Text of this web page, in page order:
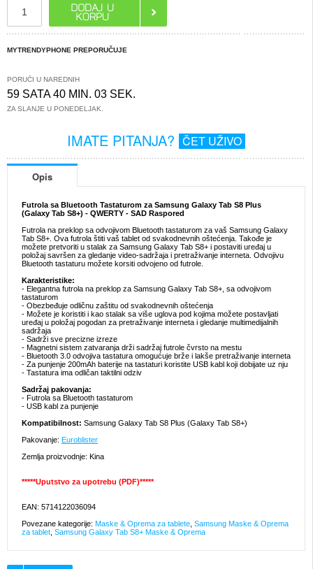
MYTRENDYPHONE PREPORUČUJE
PORUČI U NAREDNIH
59 SATA 40 MIN. 03 SEK.
ZA SLANJE U PONEDELJAK.
IMATE PITANJA? ČET UŽIVO
Opis
Futrola sa Bluetooth Tastaturom za Samsung Galaxy Tab S8 Plus
(Galaxy Tab S8+) - QWERTY - SAD Raspored
Futrola na preklop sa odvojivom Bluetooth tastaturom za vaš Samsung Galaxy
Tab S8+. Ova futrola štiti vaš tablet od svakodnevnih oštećenja. Takođe je
možete pretvoriti u stalak za Samsung Galaxy Tab S8+ i postaviti uređaj u
položaj savršen za gledanje video-sadržaja i pretraživanje interneta. Odvojivu
Bluetooth tastaturu možete korsiti odvojeno od futrole.
Karakteristike:
- Elegantna futrola na preklop za Samsung Galaxy Tab S8+, sa odvojivom
tastaturom
- Obezbeđuje odličnu zaštitu od svakodnevnih oštećenja
- Možete je koristiti i kao stalak sa više uglova pod kojima možete postavljati
uređaj u položaj pogodan za pretraživanje interneta i gledanje multimedijalnih
sadržaja
- Sadrži sve precizne izreze
- Magnetni sistem zatvaranja drži sadržaj futrole čvrsto na mestu
- Bluetooth 3.0 odvojiva tastatura omogućuje brže i lakše pretraživanje interneta
- Za punjenje 200mAh baterije na tastaturi koristite USB kabl koji dobijate uz nju
- Tastatura ima odličan taktilni odziv
Sadržaj pakovanja:
- Futrola sa Bluetooth tastaturom
- USB kabl za punjenje
Kompatibilnost: Samsung Galaxy Tab S8 Plus (Galaxy Tab S8+)
Pakovanje: Euroblister
Zemlja proizvodnje: Kina
*****Uputstvo za upotrebu (PDF)*****
EAN: 5714122036094
Povezane kategorije: Maske & Oprema za tablete Samsung Maske & Oprema
za tablet Samsung Galaxy Tab S8+ Maske & Oprema